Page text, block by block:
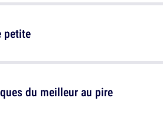
petite
du meilleur au pire